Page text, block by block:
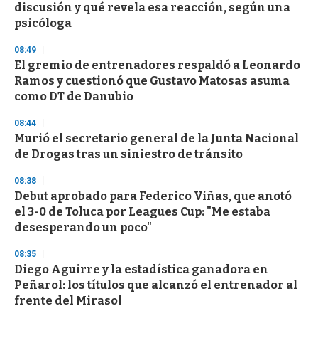
discusión y qué revela esa reacción, según una
psicóloga
08:49
El gremio de entrenadores respaldó a Leonardo
Ramos y cuestionó que Gustavo Matosas asuma
como DT de Danubio
08:44
Murió el secretario general de la Junta Nacional
de Drogas tras un siniestro de tránsito
08:38
Debut aprobado para Federico Viñas, que anotó
el 3-0 de Toluca por Leagues Cup: "Me estaba
desesperando un poco"
08:35
Diego Aguirre y la estadística ganadora en
Peñarol: los títulos que alcanzó el entrenador al
frente del Mirasol